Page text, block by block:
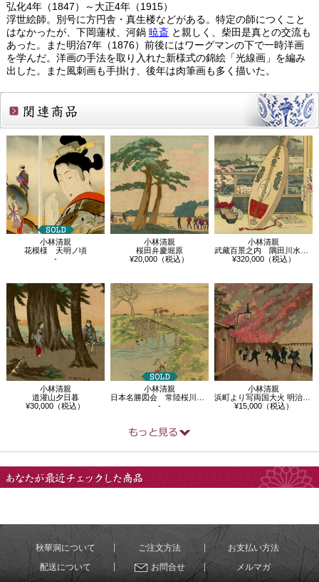
弘化4年（1847）～大正4年（1915）
浮世絵師。別号に方円舎・真生楼などがある。特定の師につくこと
はなかったが、下岡蓮杖、河鍋 暁斎と親しく、柴田是真との交流も
あった。また明治7年（1876）前後にはワーグマンの下で一時洋画
を学んだ。洋画の手法を取り入れた新様式の錦絵「光線画」を編み
出した。また風刺画も手掛け、後年は肉筆画も多く描いた。
関連商品
小林清親
花模様 天明ノ頃
-
小林清親
桜田弁慶堀原
¥20,000（税込）
小林清親
武藏百景之内 隅田川水神森
¥320,000（税込）
小林清親
道灌山夕日暮
¥30,000（税込）
小林清親
日本名勝図会 常陸桜川より筑波山を臨む
-
小林清親
浜町より写両国大火 明治四年一月廿六日出…
¥15,000（税込）
秋華洞について ご注文方法
お支払い方法
配送について
お問合せ メルマガ